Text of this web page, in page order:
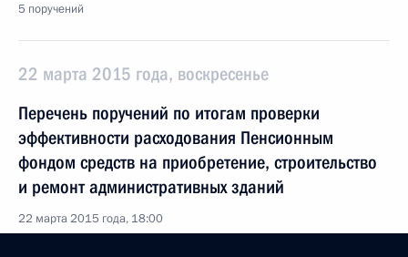
5 поручений
22 марта 2015 года, воскресенье
Перечень поручений по итогам проверки
эффективности расходования Пенсионным
фондом средств на приобретение, строительство
и ремонт административных зданий
22 марта 2015 года, 18:00